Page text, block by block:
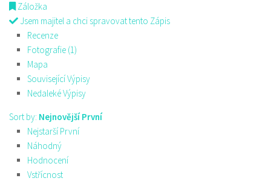
Záložka
Jsem majitel a chci spravovat tento Zápis
Recenze
Fotografie (1)
Mapa
Související Výpisy
Nedaleké Výpisy
Sort by: Nejnovější První
Nejstarší První
Náhodný
Hodnocení
Vstřícnost